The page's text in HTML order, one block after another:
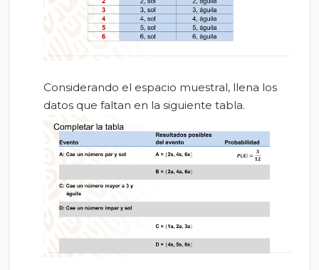
Considerando el espacio muestral, llena los
datos que faltan en la siguiente tabla.